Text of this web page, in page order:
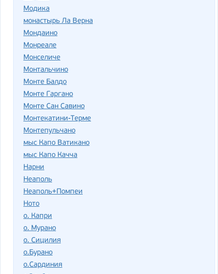
Модика
монастырь Ла Верна
Мондаино
Монреале
Монселиче
Монтальчино
Монте Балдо
Монте Гаргано
Монте Сан Савино
Монтекатини-Терме
Монтепульчано
мыс Капо Ватикано
мыс Капо Качча
Нарни
Неаполь
Неаполь+Помпеи
Ното
о. Капри
о. Мурано
о. Сицилия
о.Бурано
о.Сардиния